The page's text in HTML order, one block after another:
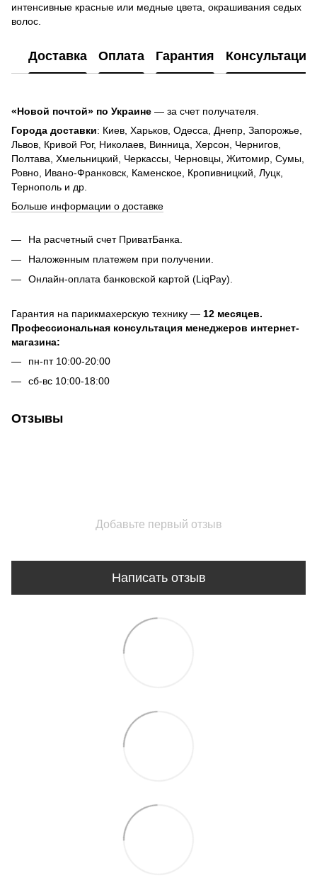
интенсивные красные или медные цвета, окрашивания седых
волос.
Доставка Оплата Гарантия Консультация
«Новой почтой» по Украине — за счет получателя.
Города доставки: Киев, Харьков, Одесса, Днепр, Запорожье,
Львов, Кривой Рог, Николаев, Винница, Херсон, Чернигов,
Полтава, Хмельницкий, Черкассы, Черновцы, Житомир, Сумы,
Ровно, Ивано-Франковск, Каменское, Кропивницкий, Луцк,
Тернополь и др.
Больше информации о доставке
На расчетный счет ПриватБанка.
Наложенным платежем при получении.
Онлайн-оплата банковской картой (LiqPay).
Гарантия на парикмахерскую технику — 12 месяцев.
Профессиональная консультация менеджеров интернет-
магазина:
пн-пт 10:00-20:00
сб-вс 10:00-18:00
Отзывы
Добавьте первый отзыв
Написать отзыв